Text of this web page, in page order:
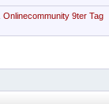
9ter Tag